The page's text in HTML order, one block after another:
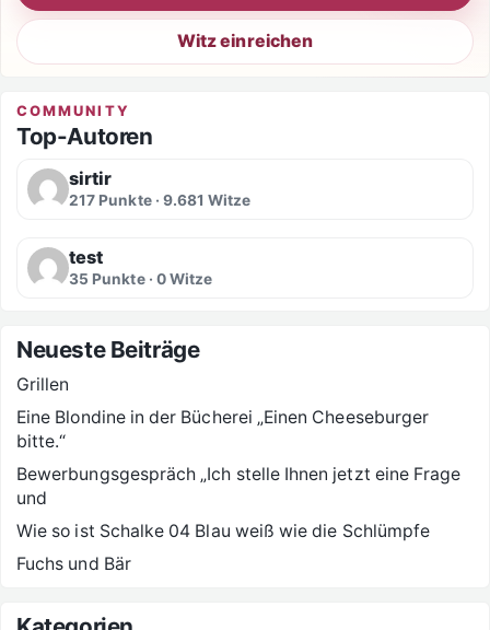
Witz einreichen
COMMUNITY
Top-Autoren
sirtir
217 Punkte · 9.681 Witze
test
35 Punkte · 0 Witze
Neueste Beiträge
Grillen
Eine Blondine in der Bücherei „Einen Cheeseburger
bitte.“
Bewerbungsgespräch „Ich stelle Ihnen jetzt eine Frage
und
Wie so ist Schalke 04 Blau weiß wie die Schlümpfe
Fuchs und Bär